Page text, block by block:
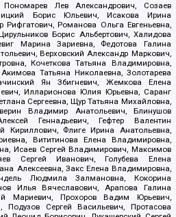
Пономарев Лев Александрович, Созаев
Борис Юльевич, Исакова Ирина
Рифгатович, Романова Ольга Евгеньевна,
Борис Альбертович, Халидова
Марина Зариевна, Федотова Галина
Верховский Александр Маркович,
Кочеткова Татьяна Владимировна,
Татьяна Николаевна, Золотарева
Ян Збигневич, Жемкова Елена
Илларионова Юлия Юрьевна, Саранг
Сергеевна, Щур Татьяна Михайловна,
Владимир Анатольевич, Блинушов
Геннадьевич, Гефтер Валентин
Кириллович, Флиге Ирина Анатольевна,
Вититинова Елена Владимировна,
Исаев Сергей Владимирович, Максимов
Сергей Иванович, Голубева Елена
Алексеевна, Закс Елена Владимировна,
Людмила Залмановна, Кокорина
Илья Вячеславович, Арапова Галина
Мариевич, Прохоров Вадим Юрьевич,
Сергей Васильевич, Протасова